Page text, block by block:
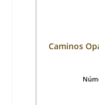
Caminos